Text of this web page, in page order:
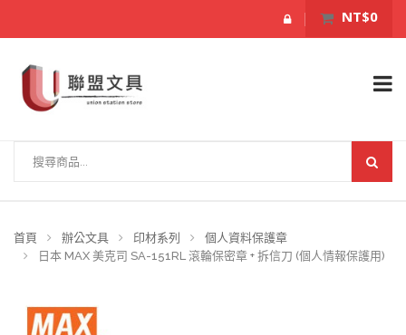
NT$0
首頁 辦公文具 印材系列
個人資料保護章
日本 MAX 美克司 SA-151RL 滾輪保密章 + 拆信刀 (個人情報保護用)